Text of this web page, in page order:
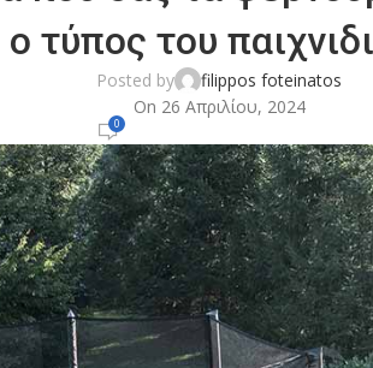
τύπος του
Posted by
filippos foteinatos
On 26 Απριλίου, 2024
0